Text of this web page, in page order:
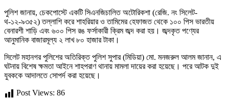
পুলিশ জানায়, চেকপোস্টে একটি সিএনজিচালিত অটোরিকশা (রেজি. নং সিলেট-
থ-১২-৯৩৫২) তল্লাশি করে শাহরিয়ার ও তামিমের হেফাজত থেকে ১০০ পিস ভারতীয়
বেনারশী শাড়ি এবং ৬০০ পিস রঙ ফর্সাকারী ক্রিম জব্দ করা হয়। জব্দকৃত পণ্যের
আনুমানিক বাজারমূল্য ২ লাখ ৮০ হাজার টাকা।
সিলেট মহানগর পুলিশের অতিরিক্ত পুলিশ সুপার (মিডিয়া) মো. মনজরুল আলম জানান, এ
ঘটনায় বিশেষ ক্ষমতা আইনে শাহপরাণ থানায় মামলা দায়ের করা হয়েছে। পরে আটক দুই
যুবককে আদালতে সোপর্দ করা হয়েছে।
Post Views: 86